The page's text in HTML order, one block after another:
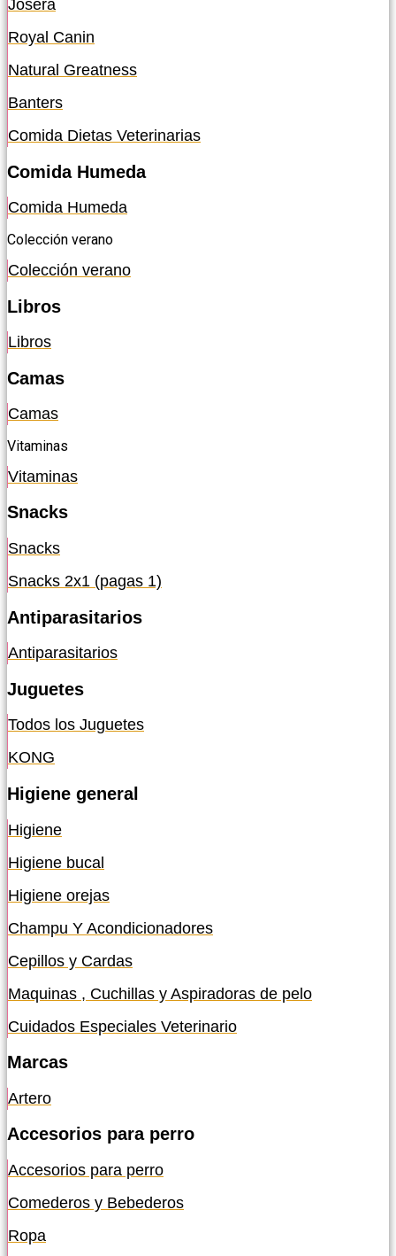
Josera
Royal Canin
Natural Greatness
Banters
Comida Dietas Veterinarias
Comida Humeda
Comida Humeda
Colección verano
Colección verano
Libros
Libros
Camas
Camas
Vitaminas
Vitaminas
Snacks
Snacks
Snacks 2x1 (pagas 1)
Antiparasitarios
Antiparasitarios
Juguetes
Todos los Juguetes
KONG
Higiene general
Higiene
Higiene bucal
Higiene orejas
Champu Y Acondicionadores
Cepillos y Cardas
Maquinas , Cuchillas y Aspiradoras de pelo
Cuidados Especiales Veterinario
Marcas
Artero
Accesorios para perro
Accesorios para perro
Comederos y Bebederos
Ropa